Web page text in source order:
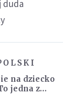
duda
na dziecko
jedna z
"Rozwój